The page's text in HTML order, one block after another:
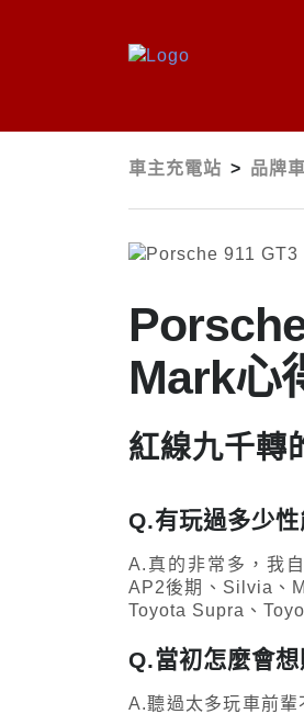
車主充電站 > 品牌
Mark心
紅線九千轉
Q.有玩過多少性
A.真的非常多，我
AP2後期、Silvia、
Toyota Supra、
Q.當初怎麼會
A.聽過太多玩車前